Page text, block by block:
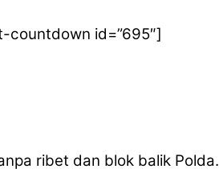
countdown id=”695″]
ribet dan blok balik Polda.